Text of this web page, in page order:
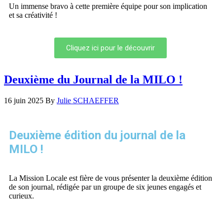
Un immense bravo à cette première équipe pour son implication
et sa créativité !
Cliquez ici pour le découvrir
Deuxième du Journal de la MILO !
16 juin 2025 By Julie SCHAEFFER
Deuxième édition du journal de la
MILO !
La Mission Locale est fière de vous présenter la deuxième édition
de son journal, rédigée par un groupe de six jeunes engagés et
curieux.